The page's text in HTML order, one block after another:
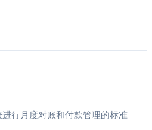
行月度对账和付款管理的标准